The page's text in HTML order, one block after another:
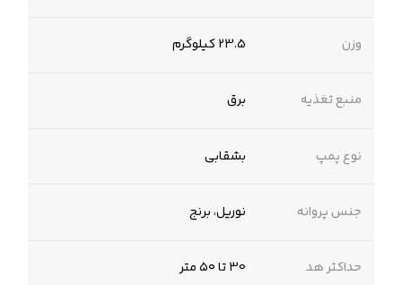
وزن 23.5 کیلوگرم
منبع تغذیه برق
نوع پمپ بشقابی
جنس پروانه نوریل، برنج
حداکثر هد
30 تا ۵۰ متر